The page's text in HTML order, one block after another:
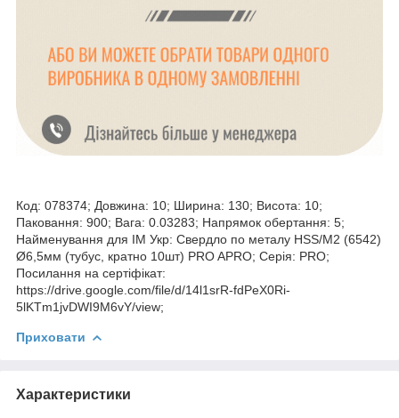
Код: 078374; Довжина: 10; Ширина: 130; Висота: 10;
Паковання: 900; Вага: 0.03283; Напрямок обертання: 5;
Найменування для ІМ Укр: Свердло по металу HSS/M2 (6542)
Ø6,5мм (тубус, кратно 10шт) PRO APRO; Серія: PRO;
Посилання на сертіфікат:
https://drive.google.com/file/d/14l1srR-fdPeX0Ri-
5lKTm1jvDWI9M6vY/view;
Приховати
Характеристики